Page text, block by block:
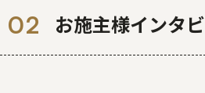
お施主様インタ